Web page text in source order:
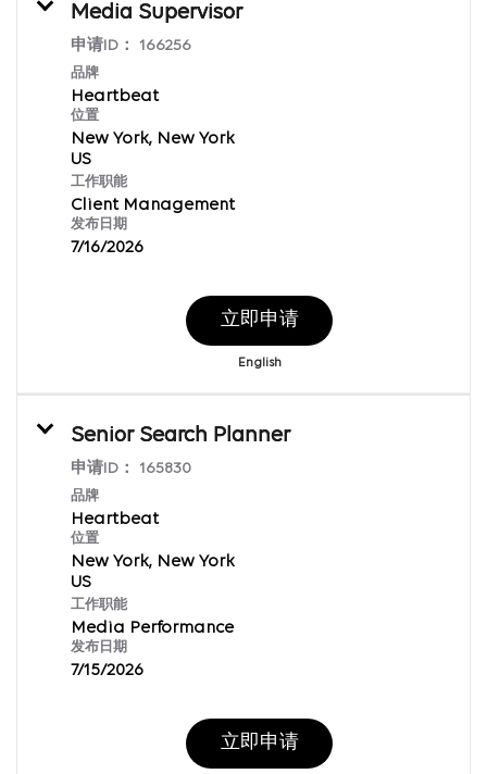
Media Supervisor
申请ID： 166256
品牌
Heartbeat
位置
New York, New York
工作职能
Client Management
发布日期
7/16/2026
立即申请
English
Senior Search Planner
申请ID： 165830
品牌
Heartbeat
位置
New York, New York
工作职能
Media Performance
发布日期
7/15/2026
立即申请